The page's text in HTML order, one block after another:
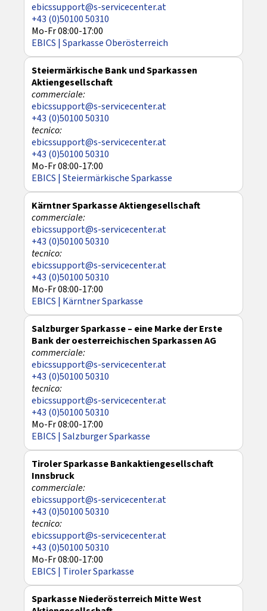
ebicssupport@s-servicecenter.at
+43 (0)50100 50310
Mo-Fr 08:00-17:00
EBICS | Sparkasse Oberösterreich
Steiermärkische Bank und Sparkassen
Aktiengesellschaft
ebicssupport@s-servicecenter.at
+43 (0)50100 50310
ebicssupport@s-servicecenter.at
+43 (0)50100 50310
Mo-Fr 08:00-17:00
EBICS | Steiermärkische Sparkasse
Kärntner Sparkasse Aktiengesellschaft
ebicssupport@s-servicecenter.at
+43 (0)50100 50310
ebicssupport@s-servicecenter.at
+43 (0)50100 50310
Mo-Fr 08:00-17:00
EBICS | Kärntner Sparkasse
Salzburger Sparkasse – eine Marke der Erste
Bank der oesterreichischen Sparkassen AG
ebicssupport@s-servicecenter.at
+43 (0)50100 50310
ebicssupport@s-servicecenter.at
+43 (0)50100 50310
Mo-Fr 08:00-17:00
EBICS | Salzburger Sparkasse
Tiroler Sparkasse Bankaktiengesellschaft
Innsbruck
ebicssupport@s-servicecenter.at
+43 (0)50100 50310
ebicssupport@s-servicecenter.at
+43 (0)50100 50310
Mo-Fr 08:00-17:00
EBICS | Tiroler Sparkasse
Sparkasse Niederösterreich Mitte West